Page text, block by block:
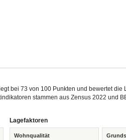
bei 73 von 100 Punkten und bewertet die
stammen aus Zensus 2022 und
Lagefaktoren
Wohnqualität